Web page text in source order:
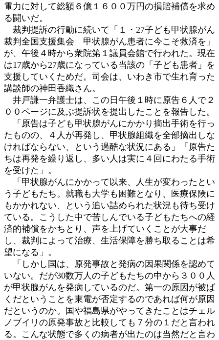
電力に対して総額６億１６００万円の損賠補償を求め
る闘いだ。
裁判提訴の行動に続いて「１・27子ども甲状腺がん
裁判全国支援集会 甲状腺がん患者に今こそ救済を」
が、午後４時から衆院第１議員会館で行われた。現在
は17歳から27歳になっている当該の「子ども患者」を
支援していくためだ。司会は、いわき市で生れ育った
講談師の神田香織さん。
井戸謙一弁護士は、この日午後１時に原告６人で２
００ページに及ぶ提訴状を提出したことを報告した。
「原告は子ども甲状腺がんにかかり摘出手術を行っ
たものの、４人が再発し、甲状腺組織を全部摘出しな
ければならない、という過酷な状況にある」「原告た
ちは再発を繰り返し、多い人は実に４回にわたる手術
を受けた」。
「甲状腺がんにかかって以来、人生が変わったとい
う子どもたち。就職も大学も困難となり、医療保険に
もかかれない、という追い詰められた状況も待ち受け
ている。こうした中で苦しんでいる子どもたちへの経
済的補償をかちとり、声を上げていくことが大事だ
し、裁判によって治療、生活保障を勝ち取ることは希
望になる」。
「しかし国は、原発事故と発病の因果関係を認めて
いない。だが30数万人の子どもたちの中から３００人
が甲状腺がんを発病しているのだ。第一の原因が被ば
くだということを東電が否定するのであれば何が原因
だというのか。国や福島県がやってきたことはチェル
ノブイリの原発事故と比較しても７分の１だと言われ
る。こんな状態で多くの病者が出たのは当然だと言わ